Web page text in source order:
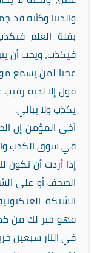
والدنيا وكأنه قد
بقلة العلم
فيكذب، ويحب أن
عجبا لمن يسمع
قول إلا لديه
يكذب ولا يبالي.
أخي المؤمن إن
في سوق الكذب
إذا أردت أن
الصحف أو على
الشبكة
فهو خير لك من
في النار سبعين